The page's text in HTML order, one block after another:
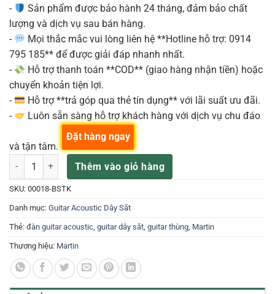
-
Sản phẩm được bảo hành 24 tháng, đảm bảo chất
lượng và dịch vụ sau bán hàng.
-
Mọi thắc mắc vui lòng liên hệ **Hotline hỗ trợ: 0914
795 185** để được giải đáp nhanh nhất.
-
Hỗ trợ thanh toán **COD** (giao hàng nhận tiền) hoặc
chuyển khoản tiện lợi.
-
Hỗ trợ **trả góp qua thẻ tín dụng** với lãi suất ưu đãi.
-
Luôn sẵn sàng hỗ trợ khách hàng với dịch vụ chu đáo
và tận tâm.
Martin 000-18 Standard Series guitar thùng kèm case B-Stock số
Thêm vào giỏ hàng
Đặt hàng ngay
SKU: 00018-BSTK
Danh mục: Guitar Acoustic Dây Sắt
Thẻ: đàn guitar acoustic, guitar dây sắt, guitar thùng, Martin
Thương hiệu: Martin